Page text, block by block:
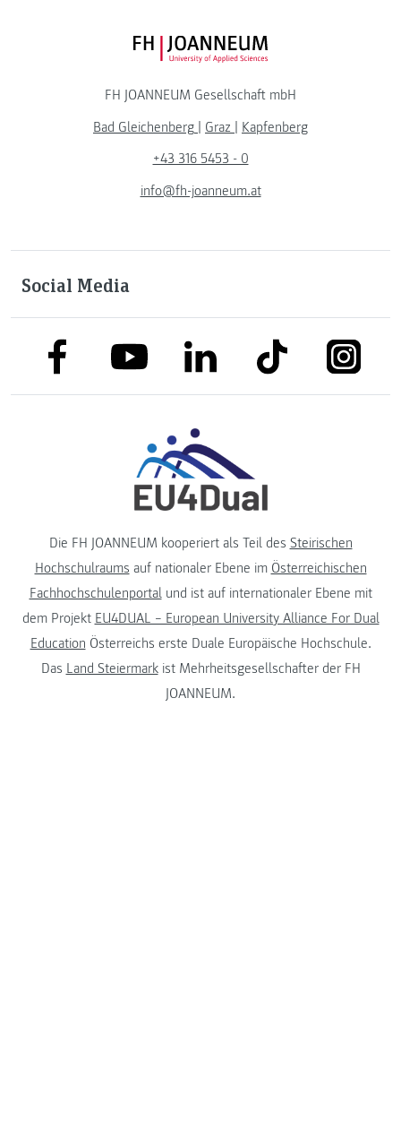
FH JOANNEUM Logo
FH JOANNEUM Gesellschaft mbH
Bad Gleichenberg | Graz | Kapfenberg
+43 316 5453 - 0
info@fh-joanneum.at
Social Media
link to facebooklink to youtubelink to linkedinlink to tiktok link to
Die FH JOANNEUM kooperiert als Teil des Steirischen
Hochschulraums auf nationaler Ebene im Österreichischen
Fachhochschulenportalund ist auf internationaler Ebene mit
dem Projekt EU4DUAL – European University Alliance For Dual
Education Österreichs erste Duale Europäische Hochschule.
Das Land Steiermarkist Mehrheitsgesellschafter der FH
JOANNEUM.